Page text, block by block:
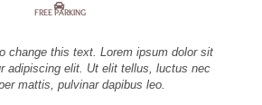
FREE PARKING
change this text. Lorem ipsum dolor sit
adipiscing elit. Ut elit tellus, luctus nec
mattis, pulvinar dapibus leo.